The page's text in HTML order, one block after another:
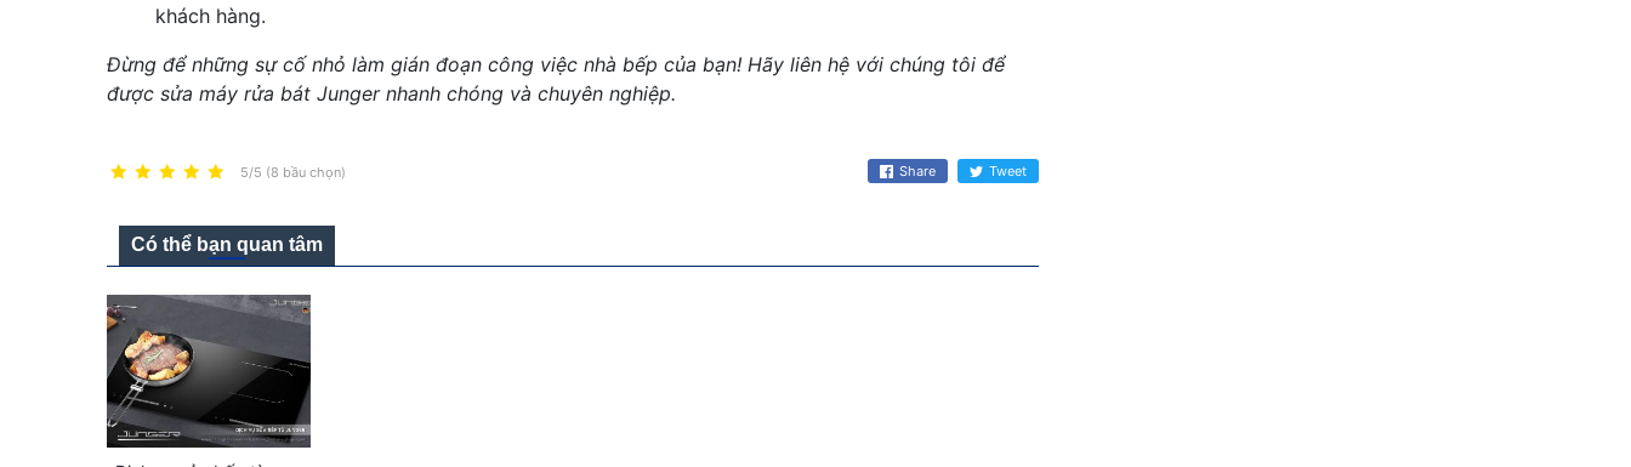
khách hàng.
Đừng để những sự cố nhỏ làm gián đoạn công việc nhà bếp của bạn! Hãy liên hệ với chúng tôi để
được sửa máy rửa bát Junger nhanh chóng và chuyên nghiệp.
5/5 (8 bầu chọn) Share Tweet
Có thể bạn quan tâm